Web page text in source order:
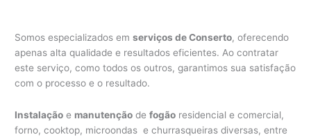
Somos especializados emserviços de Conserto, oferecendo
apenas alta qualidade e resultados eficientes. Ao contratar
este serviço, como todos os outros, garantimos sua satisfação
com o processo e o resultado.
Instalação e manutenção defogão residencial e comercial,
forno, cooktop, microondas e churrasqueiras diversas, entre